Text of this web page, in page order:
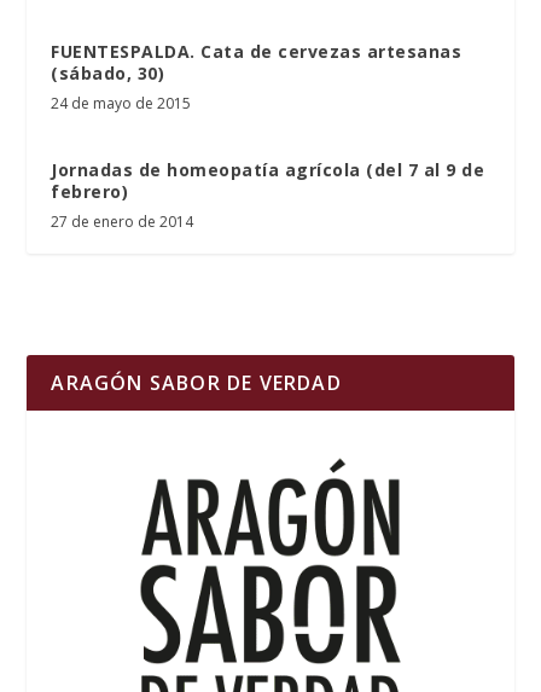
FUENTESPALDA. Cata de cervezas artesanas
(sábado, 30)
24 de mayo de 2015
Jornadas de homeopatía agrícola (del 7 al 9 de
febrero)
27 de enero de 2014
ARAGÓN SABOR DE VERDAD